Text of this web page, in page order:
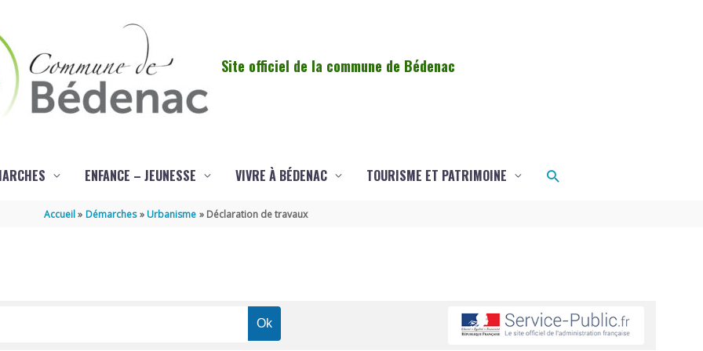
Site officiel de la commune de Bédenac
ENFANCE – JEUNESSE VIVRE À BÉDENAC TOURISME ET PATRIMOINE Rechercher
Accueil Démarches Urbanisme Déclaration de travaux